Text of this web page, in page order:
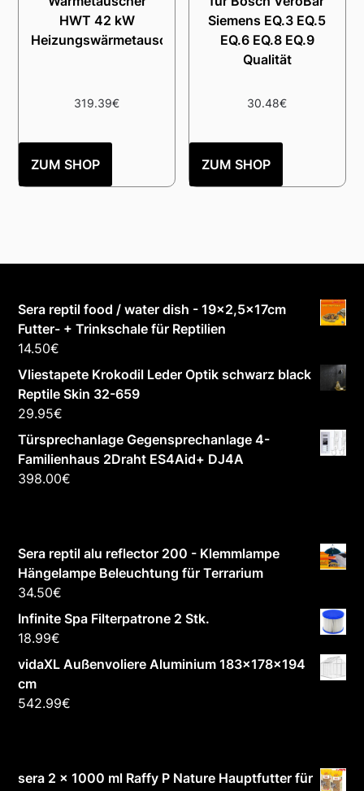
HWT 42 kW
Heizungswärmetauscher
319.39€
ZUM SHOP
Siemens EQ.3 EQ.5
EQ.6 EQ.8 EQ.9
Qualität
30.48€
ZUM SHOP
Sera reptil food / water dish - 19x2,5x17cm
Futter- + Trinkschale für Reptilien
14.50€
Vliestapete Krokodil Leder Optik schwarz black
Reptile Skin 32-659
29.95€
Türsprechanlage Gegensprechanlage 4-
Familienhaus 2Draht ES4Aid+ DJ4A
398.00€
Sera reptil alu reflector 200 - Klemmlampe
Hängelampe Beleuchtung für Terrarium
34.50€
Infinite Spa Filterpatrone 2 Stk.
18.99€
vidaXL Außenvoliere Aluminium 183x178x194
cm
542.99€
sera 2 x 1000 ml Raffy P Nature Hauptfutter für